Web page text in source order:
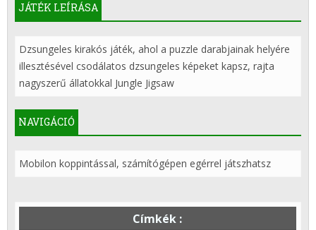
JÁTÉK LEÍRÁSA
Dzsungeles kirakós játék, ahol a puzzle darabjainak helyére
illesztésével csodálatos dzsungeles képeket kapsz, rajta
nagyszerű állatokkal Jungle Jigsaw
NAVIGÁCIÓ
Mobilon koppintással, számítógépen egérrel játszhatsz
Címkék :